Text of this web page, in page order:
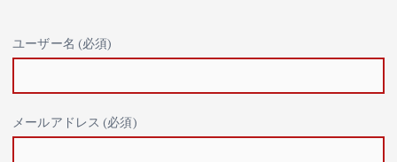
ユーザー名 (必須)
メールアドレス (必須)